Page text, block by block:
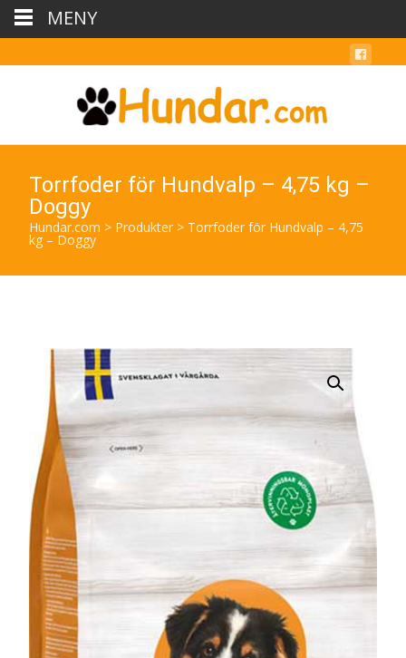
Torrfoder för Hundvalp – 4,75 kg –
Doggy
Hundar.com > Produkter > Torrfoder för Hundvalp – 4,75
kg – Doggy
MENY